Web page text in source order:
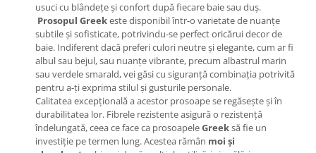
usuci cu blândețe și confort după fiecare baie sau duș.
Prosopul Greekeste disponibil într-o varietate de nuanțe
subtile și sofisticate, potrivindu-se perfect oricărui decor de
baie. Indiferent dacă preferi culori neutre și elegante, cum ar fi
albul sau bejul, sau nuanțe vibrante, precum albastrul marin
sau verdele smarald, vei găsi cu siguranță combinația potrivită
pentru a-ți exprima stilul și gusturile personale.
Calitatea excepțională a acestor prosoape se regăsește și în
durabilitatea lor. Fibrele rezistente asigură o rezistență
îndelungată, ceea ce face ca prosoapeleGreeksă fie un
investiție pe termen lung. Acestea rămân moi și